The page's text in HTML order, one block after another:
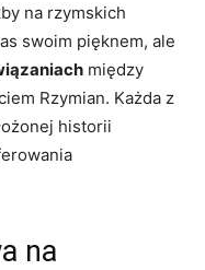
na rzymskich
swoim pięknem, ale
między
Rzymian. Każda z
historii
na